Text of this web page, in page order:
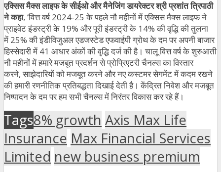
एक्सिस मैक्स लाइफ के सीईओ और मैनेजिंग डायरेक्टर श्री प्रशांत त्रिपाठी
ने कहा, ‘वित्त वर्ष 2024-25 के पहले नौ महीनों में एक्सिस मैक्स लाइफ ने
प्राइवेट इंडस्ट्री के 19% और पूरी इंडस्ट्री के 14% की वृद्धि की तुलना
में 25% की इंडीविजुअल एडजस्टेड एफवाईपी ग्रोथ के दम पर अपनी बाजार
हिस्सेदारी में 41 आधार अंकों की वृद्धि दर्ज की है। चालू वित्त वर्ष के शुरुआती
नौ महीनों में हमारे मजबूत प्रदर्शन से प्रोप्रिएटरी चैनल्स का विस्तार
करने, साझेदारियों को मजबूत करने और नए कस्टमर सेगमेंट में कदम रखने
की हमारी रणनीतिक प्रतिबद्धता दिखाई देती है। केंद्रित निवेश और मजबूत
निष्पादन के दम पर हम सभी चैनल्स में निरंतर विकास कर रहे हैं।
Tags8% growth Axis Max Life
Insurance Max Financial Services
Limited new business premium